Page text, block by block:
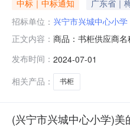
中标｜中标通知
广东省｜
招标单位： 兴宁市兴城中心小学
正文内容： 商品：书柜供应商
发布时间： 2024-07-01
相关产品：
书柜
(兴宁市兴城中心小学)